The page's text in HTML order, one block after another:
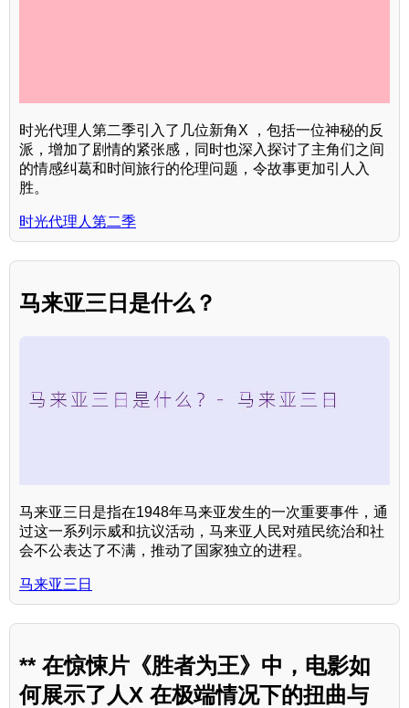
时光代理人第二季引入了几位新角X ，包括一位神秘的反
派，增加了剧情的紧张感，同时也深入探讨了主角们之间
的情感纠葛和时间旅行的伦理问题，令故事更加引人入
胜。
时光代理人第二季
马来亚三日是什么？
马来亚三日是指在1948年马来亚发生的一次重要事件，通
过这一系列示威和抗议活动，马来亚人民对殖民统治和社
会不公表达了不满，推动了国家独立的进程。
马来亚三日
** 在惊悚片《胜者为王》中，电影如
何展示了人X 在极端情况下的扭曲与